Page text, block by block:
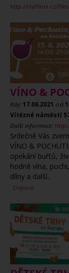
http://dafilms.cz/
VÍNO &
Kdy: 17.06.2021 od
Vítězné náměstí
Další informace:
Srdečně Vás
VÍNO &
opekání buřtů,
hodně vína,
dílny a další..
Dejvice